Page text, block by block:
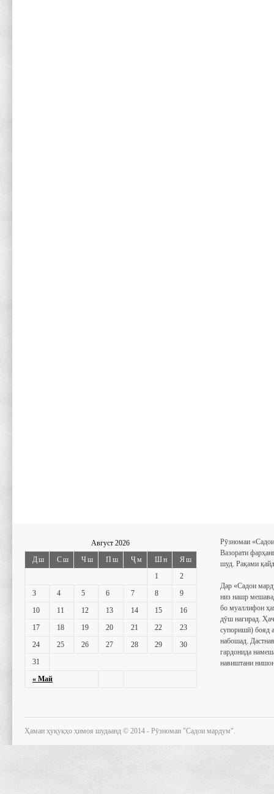
Август 2026
Дш
Сш Чш Пш Ҷм Шн Яш
« Май
1
2
3
4 5 6 7 8
9
10
11 12 13 14 15
16
17
18 19 20 21 22
23
24
25 26 27 28 29
30
31
Рӯзномаи
Вазорати
шуд. Рақами
Дар «Садои
низ нашр
бо муаллифон
дӯш нагирад.
супоришӣ) бояд
набошад.
гардонида
навиштани
Ҳамаи ҳуқуқҳо ҳимоя шудаанд © 2014 - Рӯзномаи "Садои мардум".